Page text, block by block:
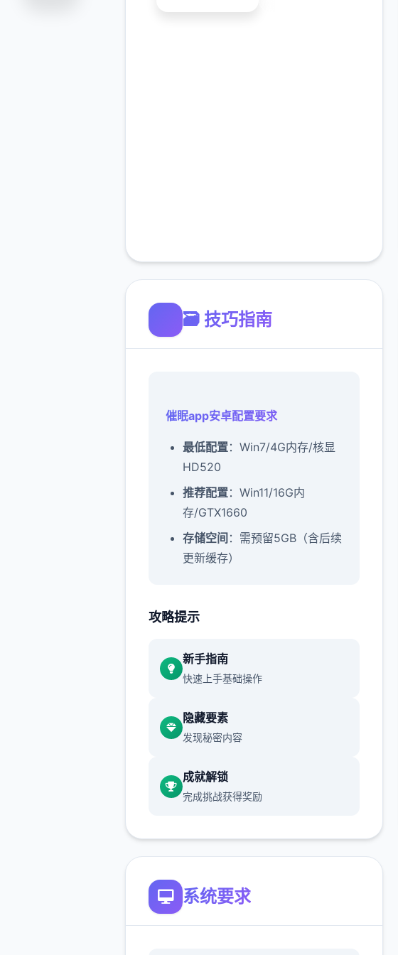
🗃️ 技巧指南
催眠app安卓配置要求
​最低配置​​：Win7/4G内存/核显
HD520
​推荐配置​​：Win11/16G内
存/GTX1660
​存储空间​ ​：需预留5GB（含后续
更新缓存）
催眠app攻略：
新增chuang戏功能
现在可以进行床戏教学了
体育仓库和保健室均可触发chuang
戏，但目前体育仓库尚未实装
但为方便进度报告版体验，现调整
为角色等级≥10时开放
新增毛剃除功能
该功能其实早已开发完成，但因未
攻略提示
新手指南
快速上手基础操作
隐藏要素
发现秘密内容
成就解锁
完成挑战获得奖励
系统要求